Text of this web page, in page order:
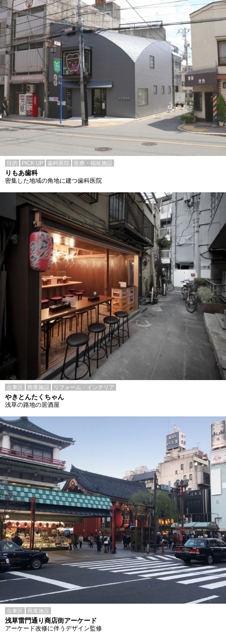
目的 PICK UP 歯科医院 医療・福祉施設
りもあ歯科
密集した地域の角地に建つ歯科医院
台東区 商業施設 リフォーム・インテリア
やきとんたくちゃん
浅草の路地の居酒屋
台東区 商業施設
浅草雷門通り商店街アーケード
アーケード改修に伴うデザイン監修